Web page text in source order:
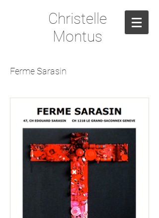
Christelle
Montus
Ferme Sarasin